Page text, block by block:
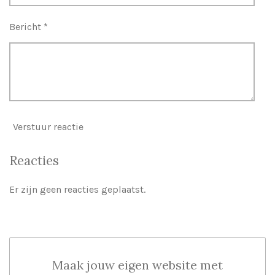
Bericht *
Verstuur reactie
Reacties
Er zijn geen reacties geplaatst.
Maak jouw eigen website met